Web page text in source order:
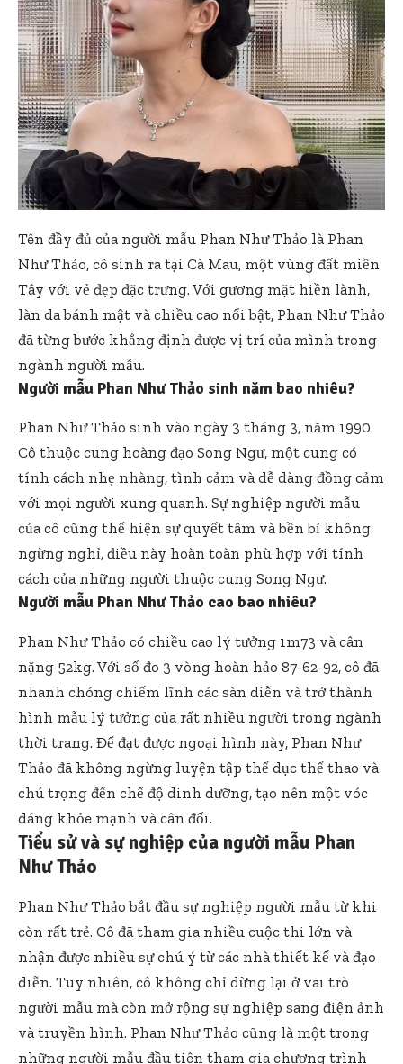
Tên đầy đủ của người mẫu Phan Như Thảo là Phan
Như Thảo, cô sinh ra tại Cà Mau, một vùng đất miền
Tây với vẻ đẹp đặc trưng. Với gương mặt hiền lành,
làn da bánh mật và chiều cao nổi bật, Phan Như Thảo
đã từng bước khẳng định được vị trí của mình trong
ngành người mẫu.
Người mẫu Phan Như Thảo sinh năm bao nhiêu?
Phan Như Thảo sinh vào ngày 3 tháng 3, năm 1990.
Cô thuộc cung hoàng đạo Song Ngư, một cung có
tính cách nhẹ nhàng, tình cảm và dễ dàng đồng cảm
với mọi người xung quanh. Sự nghiệp người mẫu
của cô cũng thể hiện sự quyết tâm và bền bỉ không
ngừng nghỉ, điều này hoàn toàn phù hợp với tính
cách của những người thuộc cung Song Ngư.
Người mẫu Phan Như Thảo cao bao nhiêu?
Phan Như Thảo có chiều cao lý tưởng 1m73 và cân
nặng 52kg. Với số đo 3 vòng hoàn hảo 87-62-92, cô đã
nhanh chóng chiếm lĩnh các sàn diễn và trở thành
hình mẫu lý tưởng của rất nhiều người trong ngành
thời trang. Để đạt được ngoại hình này, Phan Như
Thảo đã không ngừng luyện tập thể dục thể thao và
chú trọng đến chế độ dinh dưỡng, tạo nên một vóc
dáng khỏe mạnh và cân đối.
Tiểu sử và sự nghiệp của người mẫu Phan
Như Thảo
Phan Như Thảo bắt đầu sự nghiệp người mẫu từ khi
còn rất trẻ. Cô đã tham gia nhiều cuộc thi lớn và
nhận được nhiều sự chú ý từ các nhà thiết kế và đạo
diễn. Tuy nhiên, cô không chỉ dừng lại ở vai trò
người mẫu mà còn mở rộng sự nghiệp sang điện ảnh
và truyền hình. Phan Như Thảo cũng là một trong
những người mẫu đầu tiên tham gia chương trình